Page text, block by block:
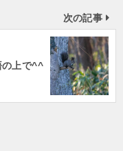
次の記事
の上で^^